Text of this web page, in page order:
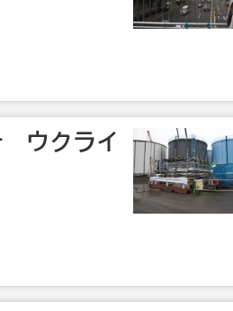
ウクライ